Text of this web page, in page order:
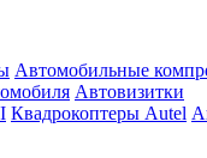
Автомобильные
Автовизитки
Квадрокоптеры Autel